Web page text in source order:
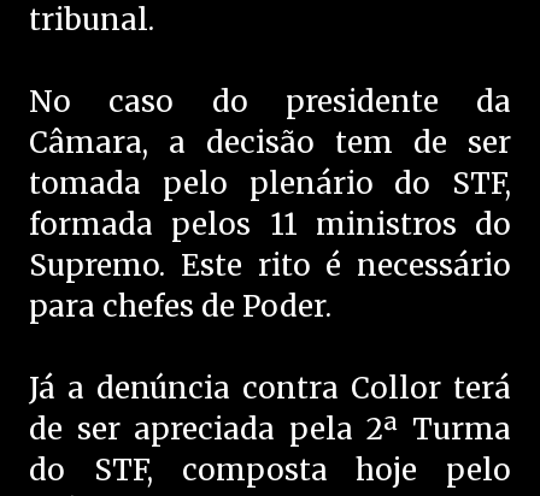
tribunal.
No caso do presidente da
Câmara, a decisão tem de ser
tomada pelo plenário do STF,
formada pelos 11 ministros do
Supremo. Este rito é necessário
para chefes de Poder.
Já a denúncia contra Collor terá
de ser apreciada pela 2ª Turma
do STF, composta hoje pelo